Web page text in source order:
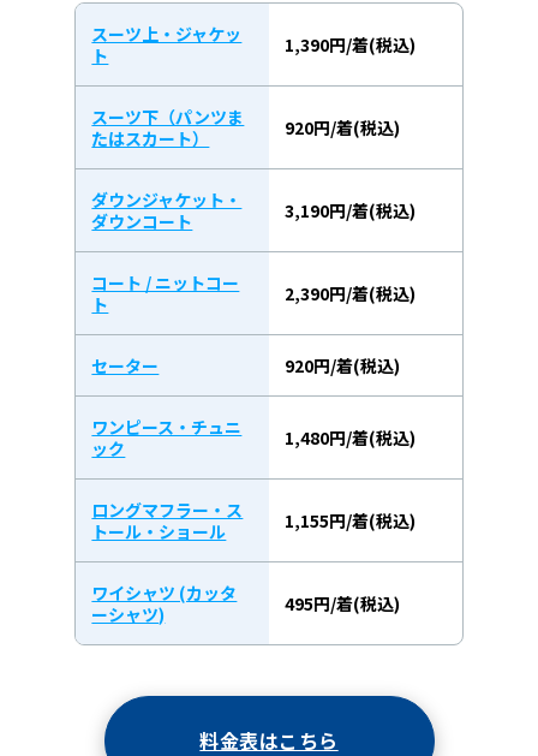
スーツ上・ジャケッ
ト
1,390円/着(税込)
スーツ下（パンツま
たはスカート）
920円/着(税込)
ダウンジャケット・
ダウンコート
3,190円/着(税込)
コート / ニットコー
ト
2,390円/着(税込)
セーター 920円/着(税込)
ワンピース・チュニ
ック
1,480円/着(税込)
ロングマフラー・ス
トール・ショール
1,155円/着(税込)
ワイシャツ (カッタ
ーシャツ)
495円/着(税込)
料金表はこちら